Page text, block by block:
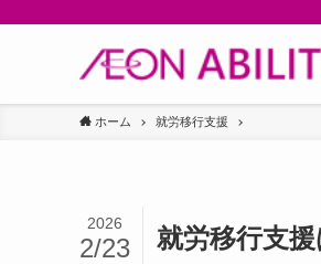
ホーム 就労移行支援
就労移行支
2026
2/23